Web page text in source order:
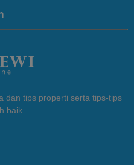
dan tips properti serta tips-tips
baik